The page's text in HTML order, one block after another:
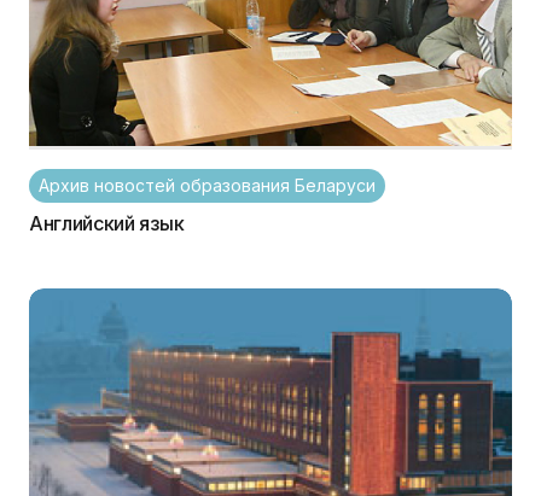
Архив новостей образования Беларуси
Английский язык